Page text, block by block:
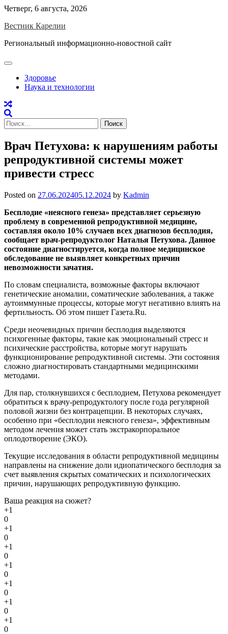
Skip
content
Четверг, 6 августа, 2026
Вестник Карелии
Региональный информационно-новостной сайт
Здоровье
Наука и технологии
Найти:
Врач Петухова: к нарушениям работы
репродуктивной системы может
привести стресс
Posted on 27.06.202405.12.2024 by Kadmin
Бесплодие «неясного генеза» представляет серьезную
проблему в современной репродуктивной медицине,
составляя около 10% случаев всех диагнозов бесплодия,
сообщает врач-репродуктолог Наталья Петухова. Данное
состояние диагностируется, когда полное медицинское
обследование не выявляет конкретных причин
невозможности зачатия.
По словам специалиста, возможные факторы включают
генетические аномалии, соматические заболевания, а также
аутоиммунные процессы, которые могут негативно влиять на
фертильность. Об этом пишет Газета.Ru.
Среди неочевидных причин бесплодия выделяются
психогенные факторы, такие как эмоциональный стресс и
психические расстройства, которые могут нарушать
функционирование репродуктивной системы. Эти состояния
сложно диагностировать стандартными медицинскими
методами.
Для пар, столкнувшихся с бесплодием, Петухова рекомендует
обратиться к врачу-репродуктологу после года регулярной
половой жизни без контрацепции. В некоторых случаях,
особенно при «бесплодии неясного генеза», эффективным
методом лечения может стать экстракорпоральное
оплодотворение (ЭКО).
Текущие исследования в области репродуктивной медицины
направлены на снижение доли идиопатического бесплодия за
счет выявления скрытых соматических и психологических
причин, нарушающих репродуктивную функцию.
Ваша реакция на сюжет?
+1
0
+1
0
+1
0
+1
0
+1
0
+1
0
+1
0